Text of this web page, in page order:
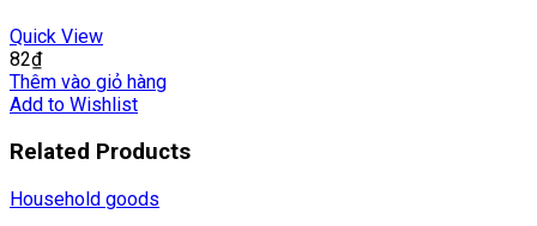
Quick View
82₫
Thêm vào giỏ hàng
Add to Wishlist
Related Products
Household goods